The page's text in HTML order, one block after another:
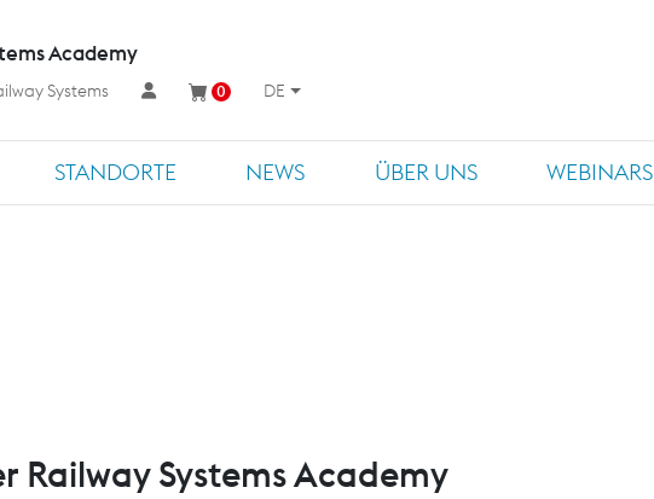
STANDORTE NEWS ÜBER UNS WEBINARS
Academy
Systems 0 DE
Railway Systems Academy